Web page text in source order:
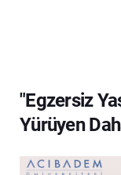
"Egzersiz
Yürüyen